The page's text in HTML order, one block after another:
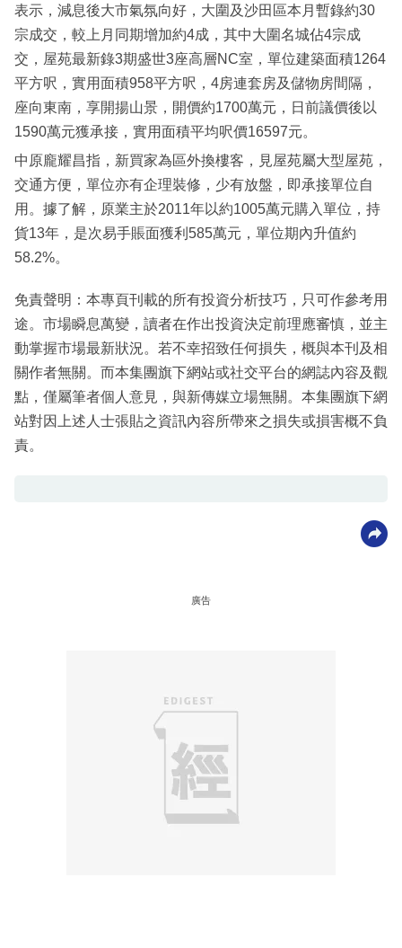
表示，減息後大市氣氛向好，大圍及沙田區本月暫錄約30
宗成交，較上月同期增加約4成，其中大圍名城佔4宗成
交，屋苑最新錄3期盛世3座高層NC室，單位建築面積1264
平方呎，實用面積958平方呎，4房連套房及儲物房間隔，
座向東南，享開揚山景，開價約1700萬元，日前議價後以
1590萬元獲承接，實用面積平均呎價16597元。
中原龐耀昌指，新買家為區外換樓客，見屋苑屬大型屋苑，
交通方便，單位亦有企理裝修，少有放盤，即承接單位自
用。據了解，原業主於2011年以約1005萬元購入單位，持
貨13年，是次易手賬面獲利585萬元，單位期內升值約
58.2%。
免責聲明：本專頁刊載的所有投資分析技巧，只可作參考用
途。市場瞬息萬變，讀者在作出投資決定前理應審慎，並主
動掌握市場最新狀況。若不幸招致任何損失，概與本刊及相
關作者無關。而本集團旗下網站或社交平台的網誌內容及觀
點，僅屬筆者個人意見，與新傳媒立場無關。本集團旗下網
站對因上述人士張貼之資訊內容所帶來之損失或損害概不負
責。
廣告